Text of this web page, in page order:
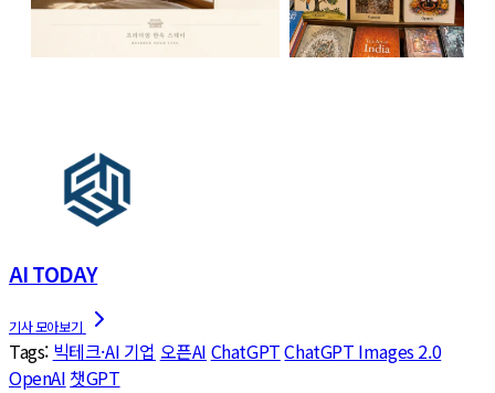
AI TODAY
Tags: 빅테크·AI 기업 오픈AI ChatGPTChatGPT Images 2.0
OpenAI 챗GPT